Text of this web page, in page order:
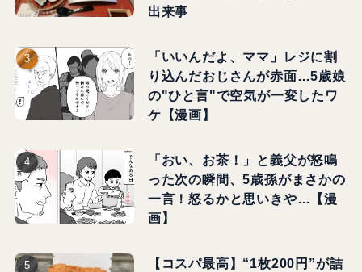
出来事
「いいんだよ、ママ」レジに割
り込んだおじさんが赤面…5歳娘
の"ひと言"で空気が一変したワ
ケ【漫画】
「おい、お茶！」と義父が怒鳴
った次の瞬間、5歳孫がまさかの
一言！怒るかと思いきや…【漫
画】
【コスパ最高】“1枚200円”が詰